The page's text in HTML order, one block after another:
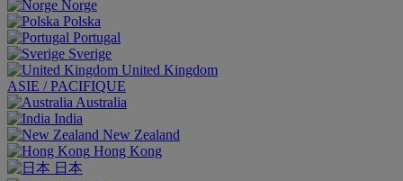
Norge
Polska
Portugal
Sverige
United Kingdom
ASIE / PACIFIQUE
Australia
India
New Zealand
Hong Kong
日本